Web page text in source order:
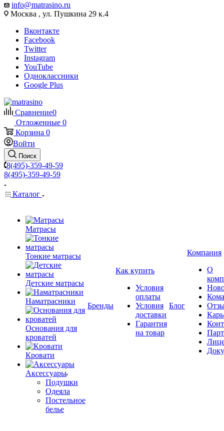
info@matrasino.ru
Москва , ул. Пушкина 29 к.4
Вконтакте
Facebook
Twitter
Instagram
YouTube
Одноклассники
Google Plus
Сравнение0
Отложенные 0
Корзина 0
Войти
Поиск
8(495)-359-49-59
8(495)-359-49-59
Каталог
Матрасы
Тонкие матрасы
Детские матрасы
Наматрасники
Основания для
кроватей
Кровати
Аксессуары
Подушки
Одеяла
Постельное
белье
Бренды
Как купить
Условия
оплаты
Условия
доставки
Гарантия
на товар
Блог
Компания
О